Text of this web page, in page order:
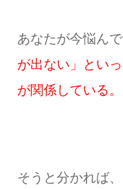
あなたが今悩ん
が出ない」とい
が関係している。
そうと分かれば